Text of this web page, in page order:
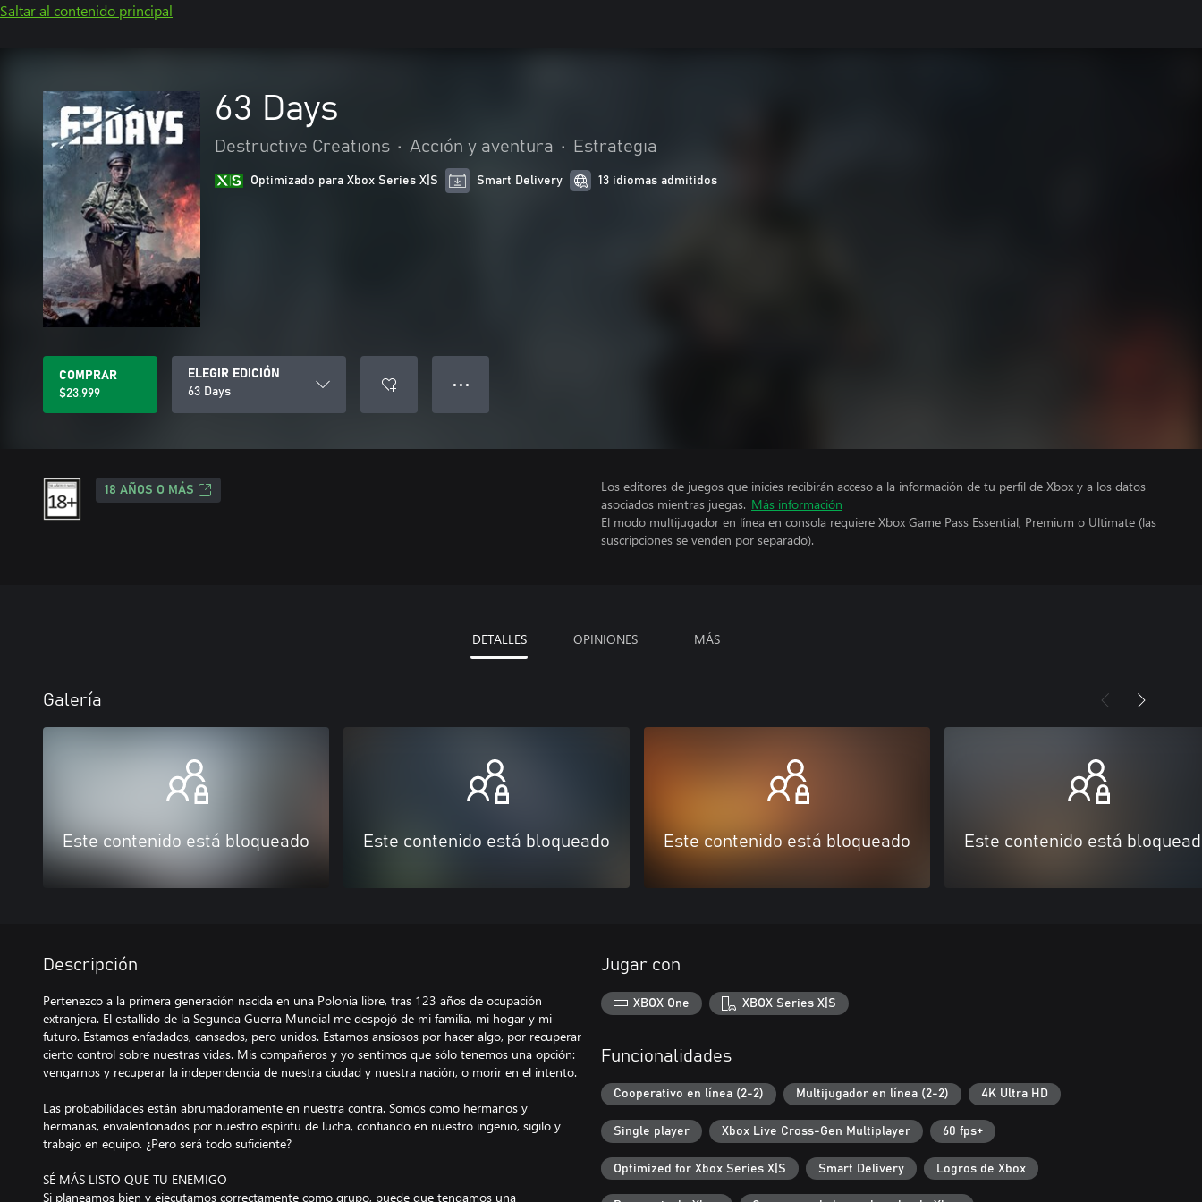
Saltar al contenido principal
63 Days
Destructive Creations • Acción y aventura • Estrategia
Optimizado para Xbox Series X|S Smart Delivery 13 idiomas admitidos
COMPRAR
$23.999
ELEGIR EDICIÓN
63 Days
● ● ●
18 AÑOS O MÁS
Los editores de juegos que inicies recibirán acceso a la información de tu perfil de Xbox y a los datos
asociados mientras juegas. Más información
El modo multijugador en línea en consola requiere Xbox Game Pass Essential, Premium o Ultimate (las
suscripciones se venden por separado).
DETALLES OPINIONES MÁS
Galería
Este contenido está bloqueado Este contenido está bloqueado Este contenido está bloqueado Este contenido está
Descripción
Pertenezco a la primera generación nacida en una Polonia libre, tras 123 años de ocupación
extranjera. El estallido de la Segunda Guerra Mundial me despojó de mi familia, mi hogar y mi
futuro. Estamos enfadados, cansados, pero unidos. Estamos ansiosos por hacer algo, por recuperar
cierto control sobre nuestras vidas. Mis compañeros y yo sentimos que sólo tenemos una opción:
vengarnos y recuperar la independencia de nuestra ciudad y nuestra nación, o morir en el intento.
Las probabilidades están abrumadoramente en nuestra contra. Somos como hermanos y
hermanas, envalentonados por nuestro espíritu de lucha, confiando en nuestro ingenio, sigilo y
trabajo en equipo. ¿Pero será todo suficiente?
SÉ MÁS LISTO QUE TU ENEMIGO
Si planeamos bien y ejecutamos correctamente como grupo, puede que tengamos una
Jugar con
XBOX One XBOX Series X|S
Funcionalidades
Cooperativo en línea (2-2) Multijugador en línea (2-2) 4K Ultra HD
Single player Xbox Live Cross-Gen Multiplayer 60 fps+
Optimized for Xbox Series X|S Smart Delivery Logros de Xbox